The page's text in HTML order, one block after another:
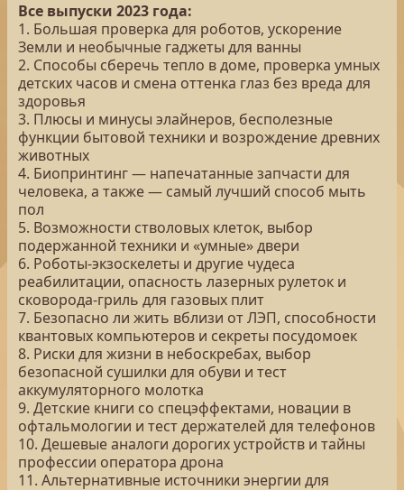
Все выпуски 2023 года:
1. Большая проверка для роботов, ускорение
Земли и необычные гаджеты для ванны
2. Способы сберечь тепло в доме, проверка умных
детских часов и смена оттенка глаз без вреда для
здоровья
3. Плюсы и минусы элайнеров, бесполезные
функции бытовой техники и возрождение древних
животных
4. Биопринтинг — напечатанные запчасти для
человека, а также — самый лучший способ мыть
пол
5. Возможности стволовых клеток, выбор
подержанной техники и «умные» двери
6. Роботы-экзоскелеты и другие чудеса
реабилитации, опасность лазерных рулеток и
сковорода-гриль для газовых плит
7. Безопасно ли жить вблизи от ЛЭП, способности
квантовых компьютеров и секреты посудомоек
8. Риски для жизни в небоскребах, выбор
безопасной сушилки для обуви и тест
аккумуляторного молотка
9. Детские книги со спецэффектами, новации в
офтальмологии и тест держателей для телефонов
10. Дешевые аналоги дорогих устройств и тайны
профессии оператора дрона
11. Альтернативные источники энергии для